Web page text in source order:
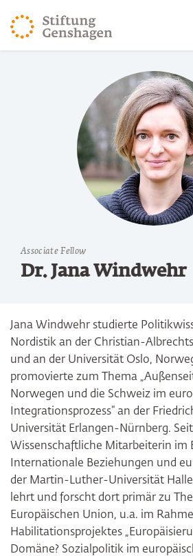
REVENIR AU CONTENU
REVENIR À LA RECHERCHE
Associate Fellow
Dr. Jana Windwehr
Jana Windwehr studierte
Nordistik an der Christian-
und an der Universität Oslo,
promovierte zum Thema
Norwegen und die Schweiz im
Integrationsprozess“ an der
Universität Erlangen-Nürnberg.
Wissenschaftliche Mitarbeiterin im
Internationale Beziehungen und
der Martin-Luther-Universität
lehrt und forscht dort primär zu
Europäischen Union, u.a. im
Habilitationsprojektes
Domäne? Sozialpolitik im